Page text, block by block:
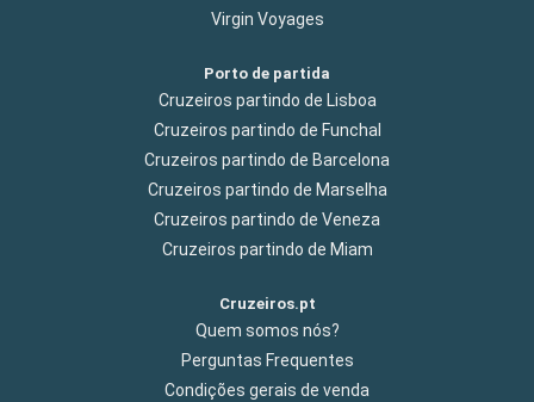
Virgin Voyages
Porto de partida
Cruzeiros partindo de Lisboa
Cruzeiros partindo de Funchal
Cruzeiros partindo de Barcelona
Cruzeiros partindo de Marselha
Cruzeiros partindo de Veneza
Cruzeiros partindo de Miam
Cruzeiros.pt
Quem somos nós?
Perguntas Frequentes
Condições gerais de venda